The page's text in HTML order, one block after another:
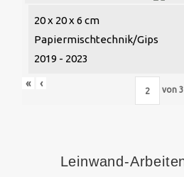
20 x 20 x 6 cm
Papiermischtechnik/Gips
2019 - 2023
« ‹
von 3
Leinwand-